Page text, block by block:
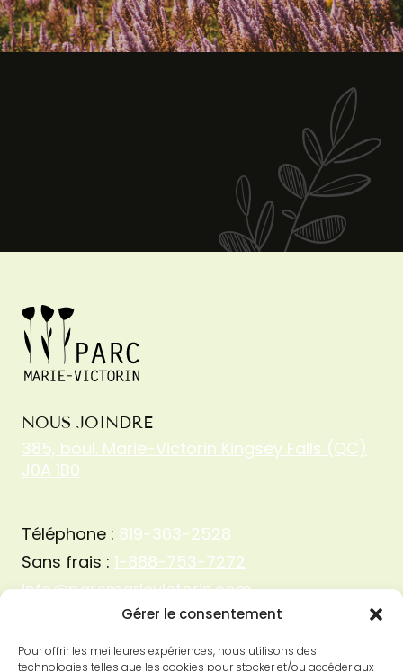
Gérer le consentement
Pour offrir les meilleures expériences, nous utilisons des
technologies telles que les cookies pour stocker et/ou accéder aux
NOUS JOINDRE
385, boul. Marie-Victorin Kingsey Falls (QC)
J0A 1B0
Téléphone : 819-363-2528
Sans frais : 1-888-753-7272
info@parcmarievictorin.com